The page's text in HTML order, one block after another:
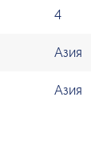
4
Азия
Азия